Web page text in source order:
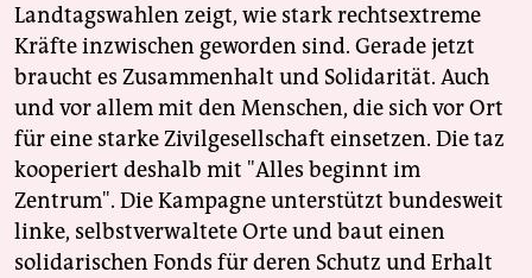
Landtagswahlen zeigt, wie stark rechtsextreme
Kräfte inzwischen geworden sind. Gerade jetzt
braucht es Zusammenhalt und Solidarität. Auch
und vor allem mit den Menschen, die sich vor Ort
für eine starke Zivilgesellschaft einsetzen. Die taz
kooperiert deshalb mit "Alles beginnt im
Zentrum". Die Kampagne unterstützt bundesweit
linke, selbstverwaltete Orte und baut einen
solidarischen Fonds für deren Schutz und Erhalt